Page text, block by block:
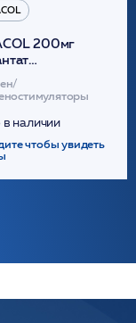
200мг
на основе
в наличии
чтобы увидеть